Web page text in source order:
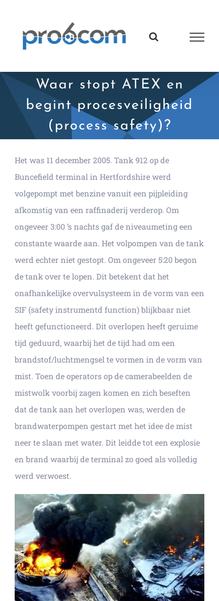
Waar stopt ATEX en
begint procesveiligheid
(process safety)?
Het was 11 december 2005. Tank 912 op de
Buncefield terminal in Hertfordshire werd
volgepompt met benzine vanuit een pijpleiding
afkomstig van een raffinaderij verderop. Om
ongeveer 3:00 ’s nachts gaf de niveaumeting een
constante waarde aan. Het volpompen van de tank
werd echter niet gestopt. Om ongeveer 5:20 begon
de tank over te lopen. Dit betekent dat het
onafhankelijke overvulsysteem in de vorm van een
SIF (safety instrumentd function) blijkbaar niet
heeft gefunctioneerd. Dit overlopen heeft geruime
tijd geduurd, waarbij het de tijd had om een
brandstof/luchtmengsel te vormen in de vorm van
mist. Toen de operators op de camerabeelden de
mistwolk voorbij zagen komen en zich beseften
dat de tank aan het overlopen was, werden de
brandwaterpompen gestart met het idee de mist
neer te slaan met water. Dit leidde tot een explosie
en brand waarbij de terminal zo goed als volledig
werd verwoest.